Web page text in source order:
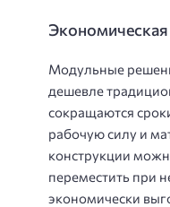
Модульные
дешевле
сокращаются
рабочую силу и
конструкции
переместить при
экономически